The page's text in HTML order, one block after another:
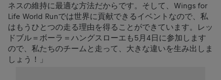
ネスの維持に最適な方法だからです。そして、Wings for
Life World Runでは世界に貢献できるイベントなので、私
はもうひとつの走る理由を得ることができています。レッ
ドブル＝ボーラ＝ハングスローエも5月4日に参加します
ので、私たちのチームと走って、大きな違いを生み出しま
しょう！」